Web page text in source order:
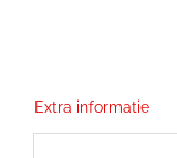
Extra informatie